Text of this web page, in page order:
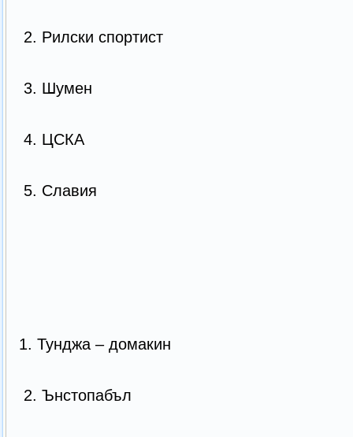
2. Рилски спортист
3. Шумен
4. ЦСКА
5. Славия
1. Тунджа – домакин
2. Ънстопабъл